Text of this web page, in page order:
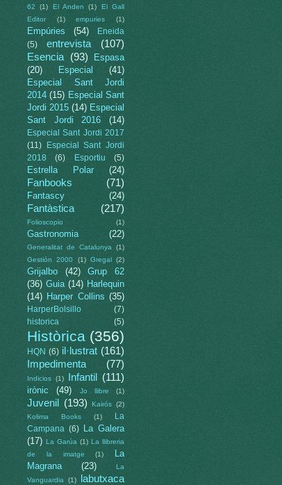
62
(1) El Anden (1)
El Gall
Editor
(1) empuries (1)
Empúries (54)
Eneida
(5)
entrevista
(107)
Esencia (93)
Espasa
(20)
Especial
(41)
Especial Sant Jordi
2014 (15) Especial Sant
Jordi 2015 (14) Especial
Sant Jordi 2016
(14)
Especial Sant Jordi 2017
(11)
Especial Sant Jordi
2018
(6) Esportiu (5)
Estrella Polar (24)
Fanbooks (71)
Fantascy (24)
Fantàstica (217)
Folioscopio (1)
Gastronomia (22)
Generalitat de Catalunya
(1)
Gestión 2000
(1) Gregal (2)
Grijalbo (42)
Grup 62
(36) Guia (14) Harlequin
(14) Harper Collins (35)
HarperBolsillo
(7)
historica
(5)
Històrica (356)
HQN (6) il·lustrat (161)
Impedimenta
(77)
Indicios (1) Infantil (111)
irònic (49) Jo llibre (1)
Juvenil (193) Kairós (2)
Kolima Books
(1)
La
Campana (6)
La Galera
(17) La Garúa (1) La llibreria
de la imatge
(1)
La
Magrana
(23)
La
Vanguardia
(1)
labutxaca